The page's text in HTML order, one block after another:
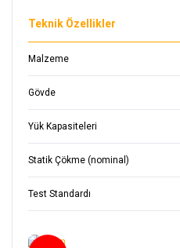
Teknik Özellikler
Malzeme
Gövde
Yük Kapasiteleri
Statik Çökme (nominal)
Test Standardı